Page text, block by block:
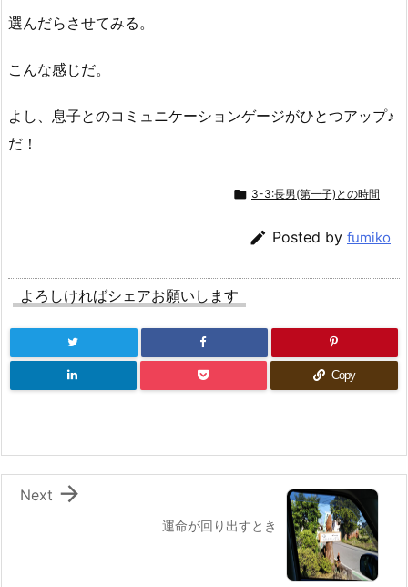
選んだらさせてみる。
こんな感じだ。
よし、息子とのコミュニケーションゲージがひとつアップ♪
だ！
 3-3:長男(第一子)との時間
 Posted by fumiko
よろしければシェアお願いします
Copy
運命が回り出すとき

Next